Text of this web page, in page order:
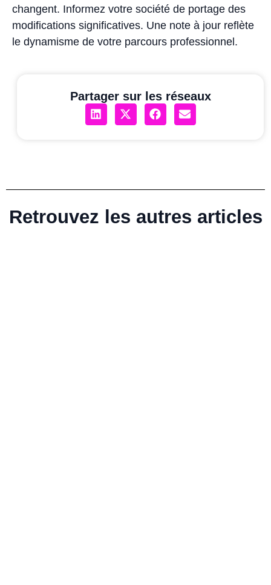
changent. Informez votre société de portage des
modifications significatives. Une note à jour reflète
le dynamisme de votre parcours professionnel.
Partager sur les réseaux
Retrouvez les autres articles